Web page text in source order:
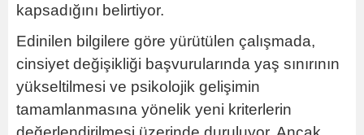
kapsadığını belirtiyor.
Edinilen bilgilere göre yürütülen çalışmada,
cinsiyet değişikliği başvurularında yaş sınırının
yükseltilmesi ve psikolojik gelişimin
tamamlanmasına yönelik yeni kriterlerin